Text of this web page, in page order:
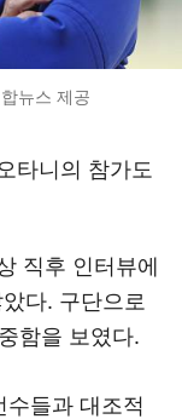
뉴스 제공
타니의 참가도
직후 인터뷰에
다. 구단으로
함을 보였다.
들과 대조적